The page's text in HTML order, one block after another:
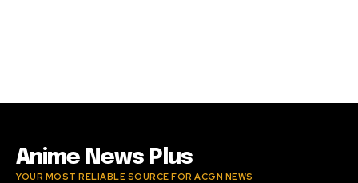
Anime News Plus
YOUR MOST RELIABLE SOURCE FOR ACGN NEWS